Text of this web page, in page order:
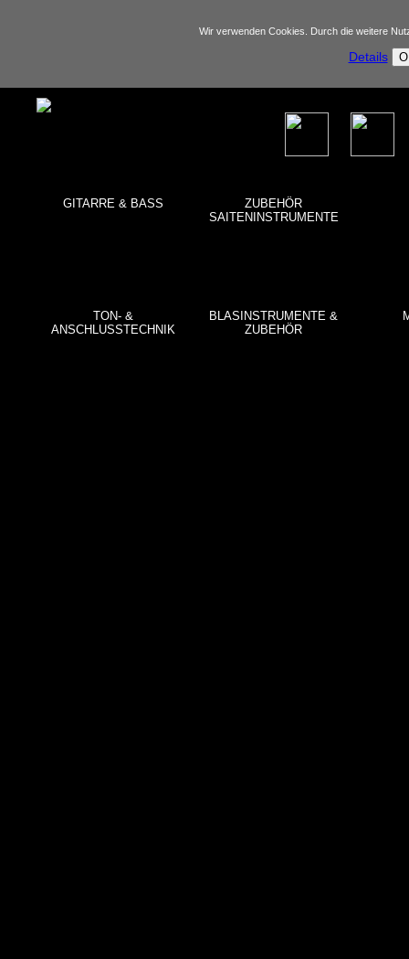
Wir verwenden Cookies. Durch die weitere
Details
GITARRE & BASS
ZUBEHÖR
SAITENINSTRUMENTE
TON- &
ANSCHLUSSTECHNIK
BLASINSTRUMENTE &
ZUBEHÖR